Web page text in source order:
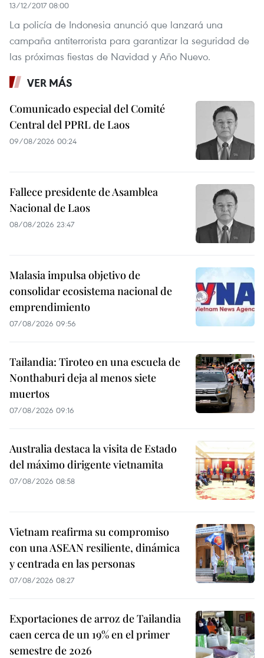
13/12/2017 08:00
La policía de Indonesia anunció que lanzará una
campaña antiterrorista para garantizar la seguridad de
las próximas fiestas de Navidad y Año Nuevo.
VER MÁS
Comunicado especial del Comité
Central del PPRL de Laos
09/08/2026 00:24
Fallece presidente de Asamblea
Nacional de Laos
08/08/2026 23:47
Malasia impulsa objetivo de
consolidar ecosistema nacional de
emprendimiento
07/08/2026 09:56
Tailandia: Tiroteo en una escuela de
Nonthaburi deja al menos siete
muertos
07/08/2026 09:16
Australia destaca la visita de Estado
del máximo dirigente vietnamita
07/08/2026 08:58
Vietnam reafirma su compromiso
con una ASEAN resiliente, dinámica
y centrada en las personas
07/08/2026 08:27
Exportaciones de arroz de Tailandia
caen cerca de un 19% en el primer
semestre de 2026